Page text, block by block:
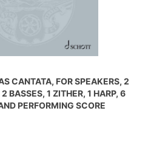
CANTATA, FOR SPEAKERS, 2
BASSES, 1 ZITHER, 1 HARP, 6
PERFORMING SCORE